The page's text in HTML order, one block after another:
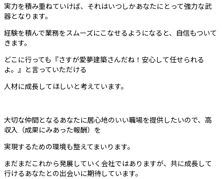
実力を積み重ねていけば、それはいつしかあなたにとって強力な武
器となります。
経験を積んで業務をスムーズにこなせるようになると、自信もついて
きます。
どこに行っても『さすが愛夢建築さんだね！安心して任せられる
よ。』と言っていただける
人材に成長してほしいと考えています。
大切な仲間となるあなたに居心地のいい職場を提供したいので、高
収入（成果にみあった報酬）を
実現するための環境も整えてまいります。
まだまだこれから発展していく会社ではありますが、共に成長して
行けるあなたとの出会いに期待しています。